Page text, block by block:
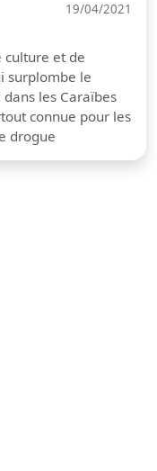
19/04/2021
culture et de
surplombe le
les Caraïbes
connue pour les
drogue